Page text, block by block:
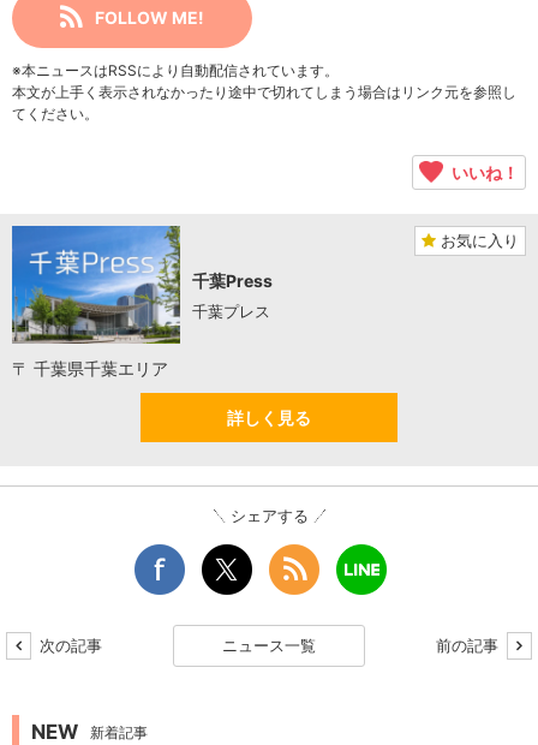
FOLLOW ME!
※本ニュースはRSSにより自動配信されています。
本文が上手く表示されなかったり途中で切れてしまう場合はリンク元を参照し
てください。
いいね！
お気に入り
千葉Press
千葉プレス
〒 千葉県千葉エリア
詳しく見る
シェアする
次の記事 ニュース一覧 前の記事
NEW 新着記事